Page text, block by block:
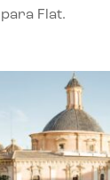
para Flat.